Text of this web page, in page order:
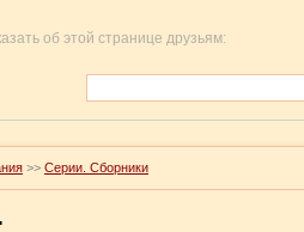
об этой странице друзьям:
>> Серии. Сборники